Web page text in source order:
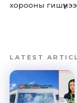
хорооны
LATEST